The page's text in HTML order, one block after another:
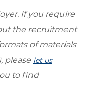
If you require
the recruitment
of materials
please let us
to find